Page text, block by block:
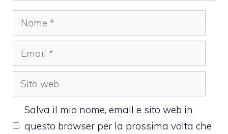
Nome
Email
Sito
web
Salva il mio nome, email e sito web in
questo browser per la prossima volta che